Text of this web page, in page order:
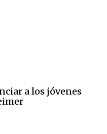
a los jóvenes